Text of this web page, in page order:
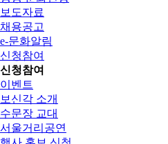
보도자료
채용공고
e-문화알림
신청참여
신청참여
이벤트
보신각 소개
수문장 교대
서울거리공연